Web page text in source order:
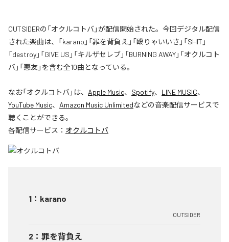
OUTSIDERの「オクルコトバ」が配信開始された。今回デジタル配信
された楽曲は、「karano」「罪を背負え」「殴りゃいいさ」「SHIT」
「destroy」「GIVE US」「キルザセレブ」「BURNING AWAY」「オクルコト
バ」「悪友」を含む全10曲となっている。
なお「オクルコトバ」は、 Apple Music、 Spotify、 LINE MUSIC、
YouTube Music、 Amazon Music Unlimitedなどの音楽配信サービスで
聴くことができる。
各配信サービス： オクルコトバ
1 ： karano
OUTSIDER
2 ： 罪を背負え